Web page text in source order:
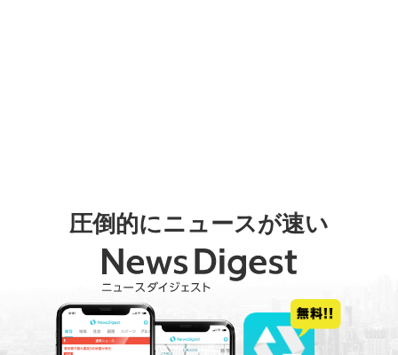
圧倒的にニュースが速い